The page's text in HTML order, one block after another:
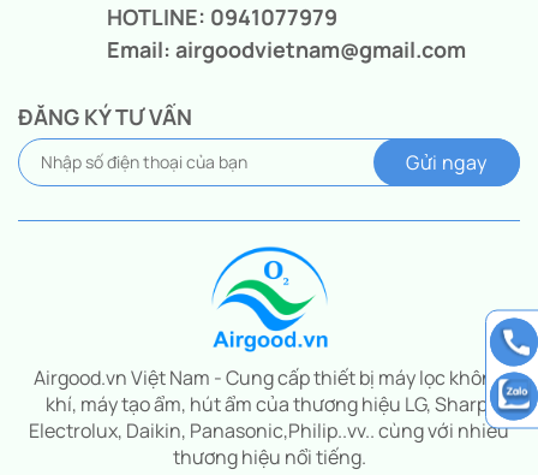
HOTLINE: 0941077979
Email: airgoodvietnam@gmail.com
ĐĂNG KÝ TƯ VẤN
Airgood.vn Việt Nam - Cung cấp thiết bị máy lọc không
khí, máy tạo ẩm, hút ẩm của thương hiệu LG, Sharp,
Electrolux, Daikin, Panasonic,Philip..vv.. cùng với nhiều
thương hiệu nổi tiếng.